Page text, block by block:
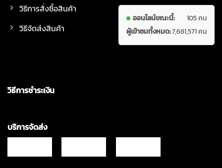
วิธีการสั่งซื้อสินค้า
วิธีจัดส่งสินค้า
ออนไลน์ขณะนี้:
105 คน
ผู้เข้าชมทั้งหมด:7,681,571 คน
วิธีการชำระเงิน
บริการจัดส่ง